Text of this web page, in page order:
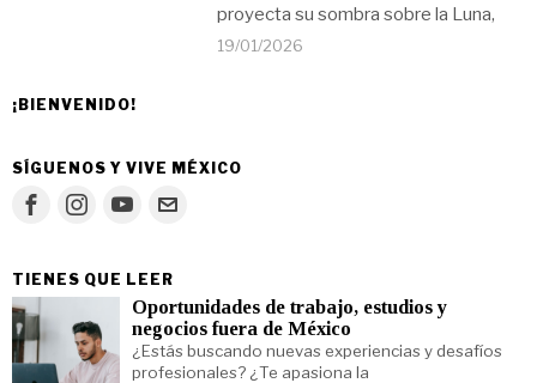
proyecta su sombra sobre la Luna,
19/01/2026
¡BIENVENIDO!
SÍGUENOS Y VIVE MÉXICO
TIENES QUE LEER
Oportunidades de trabajo, estudios y
negocios fuera de México
¿Estás buscando nuevas experiencias y desafíos
profesionales? ¿Te apasiona la